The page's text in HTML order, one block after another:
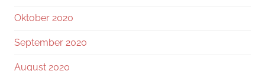
Oktober 2020
September 2020
August 2020